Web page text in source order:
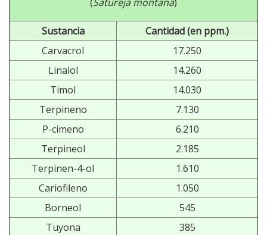
Sustancia
Cantidad (en ppm.)
Carvacrol
17.250
Linalol
14.260
Timol
14.030
Terpineno
7.130
P-cimeno
6.210
Terpineol
2.185
Terpinen-4-ol
1.610
Cariofileno
1.050
Borneol
545
Tuyona
385